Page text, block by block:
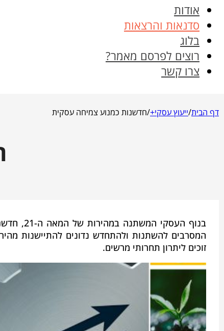
אודות
סדנאות והרצאות
בלוג
רוצים לפרסם מאמר?
צרו קשר
דף הבית/ייעוץ עסקי+/חדשנות כמנוע צמיחה עסקית
בנוף
המסרבים להשתנות ולהתחדש נדונים להתיישנות
זוכים ליתרון תחרותי מרשים.